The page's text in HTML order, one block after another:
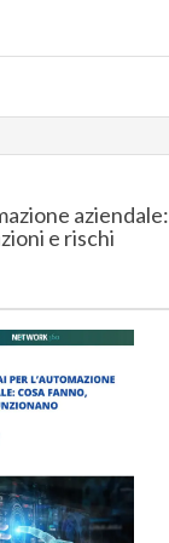
aziendale:
e rischi